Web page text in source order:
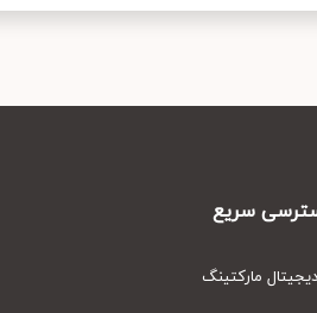
سریع
مارکتینگ